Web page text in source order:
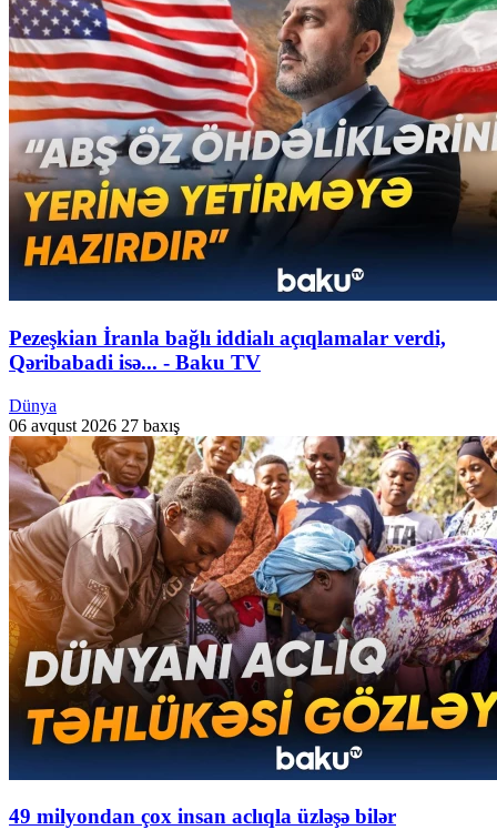
Pezeşkian İranla bağlı iddialı açıqlamalar verdi,
Qəribabadi isə... - Baku TV
Dünya
06 avqust 2026 27 baxış
49 milyondan çox insan aclıqla üzləşə bilər